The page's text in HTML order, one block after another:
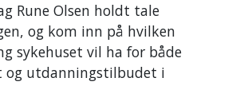
Rune Olsen holdt tale
og kom inn på hvilken
sykehuset vil ha for både
og utdanningstilbudet i